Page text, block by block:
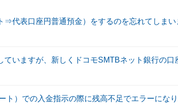
⇒代表口座円普通預金）をするのを忘れてしま
いますが、新しくドコモSMTBネット銀行の口
ト）での入金指示の際に残高不足でエラーになり